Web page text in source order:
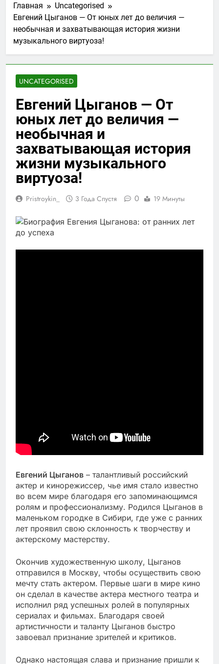
Главная
Uncategorised
Евгений Цыганов — От юных лет до величия —
необычная и захватывающая история жизни
музыкального виртуоза!
UNCATEGORISED
Евгений Цыганов — От
юных лет до величия —
необычная и
захватывающая история
жизни музыкального
виртуоза!
Pristroykin_ 3 Года Спустя 0 19 Минуты
Евгений Цыганов – талантливый российский
актер и кинорежиссер, чье имя стало известно
во всем мире благодаря его запоминающимся
ролям и профессионализму. Родился Цыганов в
маленьком городке в Сибири, где уже с ранних
лет проявил свою склонность к творчеству и
актерскому мастерству.
Окончив художественную школу, Цыганов
отправился в Москву, чтобы осуществить свою
мечту стать актером. Первые шаги в мире кино
он сделал в качестве актера местного театра и
исполнил ряд успешных ролей в популярных
сериалах и фильмах. Благодаря своей
артистичности и таланту Цыганов быстро
завоевал признание зрителей и критиков.
Однако настоящая слава и признание пришли к